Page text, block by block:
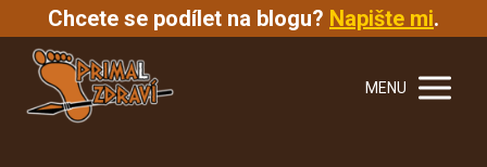
Chcete se podílet na blogu? Napište mi.
MENU